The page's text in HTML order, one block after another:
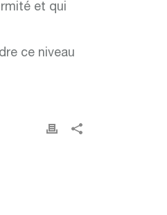
et qui
ce niveau